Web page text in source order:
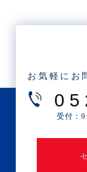
・2022年9月
・2022年7月(1
・2022年6月
・2022年4月
お気軽にお
受付：